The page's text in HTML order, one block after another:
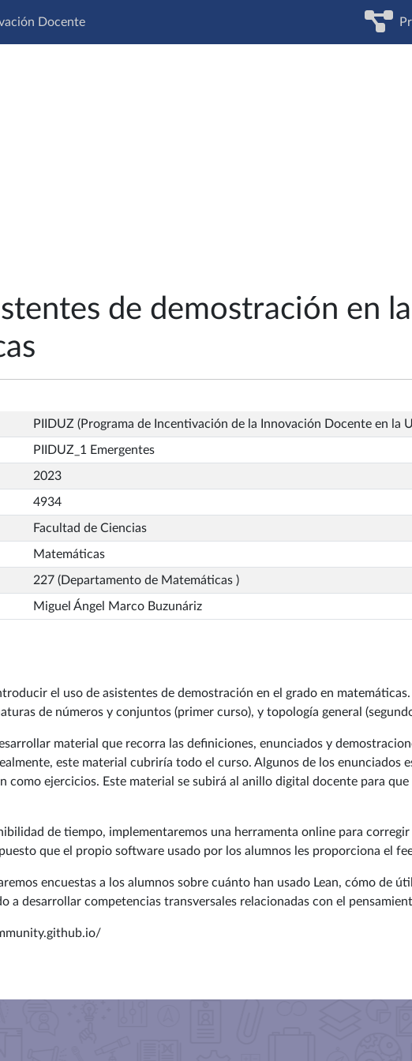
Docente
de demostración en
PIIDUZ (Programa de Incentivación de la Innovación Docente en la
PIIDUZ_1 Emergentes
2023
4934
Facultad de Ciencias
Matemáticas
227 (Departamento de Matemáticas )
Miguel Ángel Marco Buzunáriz
el uso de asistentes de demostración en el grado en
de números y conjuntos (primer curso), y topología general
material que recorra las definiciones, enunciados y
este material cubriría todo el curso. Algunos de los enunciados
como ejercicios. Este material se subirá al anillo digital docente para
de tiempo, implementaremos una herramenta online para
que el propio software usado por los alumnos les proporciona el
encuestas a los alumnos sobre cuánto han usado Lean, cómo de
a desarrollar competencias transversales relacionadas con el